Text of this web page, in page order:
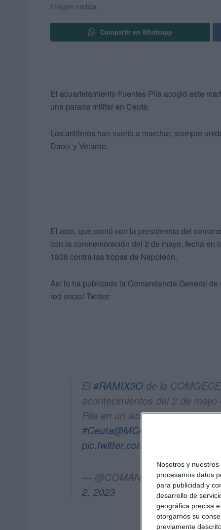
Nosotros y nuestros
procesamos datos
para publicidad y
desarrollo de
geográfica precisa
otorgarnos su
previamente
Imagen cedida
Compartir en Whatsapp
El acuartelamiento Fuentes Pila acogió este
una parada militar en Ceuta.
Los artilleros han vuelto a marchar, siempre
Daoiz y Velarde.
El acto, que contó con la presidencia del
con la conmemoración del 2 de mayo, fecha
1808 contra las tropas de Napoleón.
Así lo ha publicado la Comandancia General de
red social Twitter:
El#RAMIX3O de la
acontecimientos del 2 de
Pila en un acto presidido por
#Ceuta@MCANA_ET
pic.twitter.com/5g6GdW8t4g
— @COMANDANCIA
2, 2023